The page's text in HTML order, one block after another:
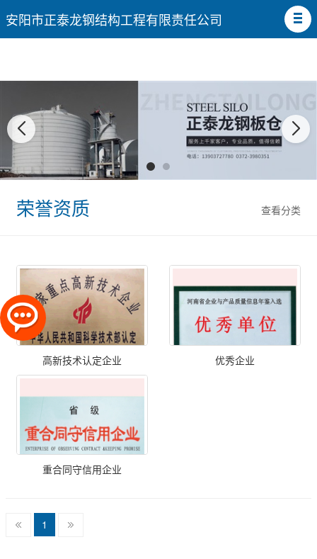
安阳市正泰龙钢结构工程有限责任公司
查看分类
荣誉资质
高新技术认定企业 优秀企业
重合同守信用企业
1